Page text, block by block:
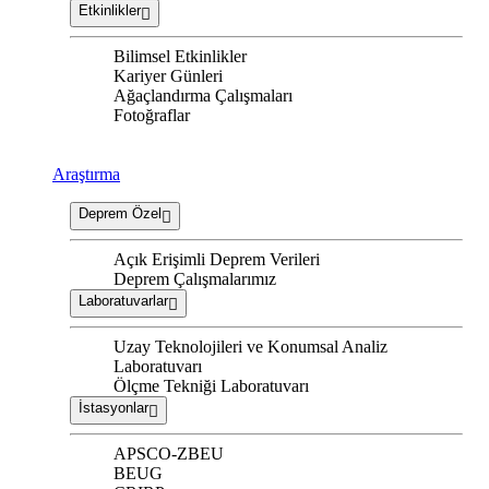
Etkinlikler
Bilimsel Etkinlikler
Kariyer Günleri
Ağaçlandırma Çalışmaları
Fotoğraflar
Araştırma
Deprem Özel
Açık Erişimli Deprem Verileri
Deprem Çalışmalarımız
Laboratuvarlar
Uzay Teknolojileri ve Konumsal Analiz
Laboratuvarı
Ölçme Tekniği Laboratuvarı
İstasyonlar
APSCO-ZBEU
BEUG